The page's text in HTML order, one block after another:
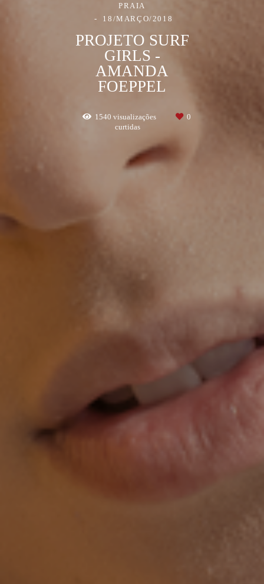
PRAIA
18/MARÇO/2018
PROJETO SURF
GIRLS -
AMANDA
FOEPPEL
1540 visualizações
0
curtidas